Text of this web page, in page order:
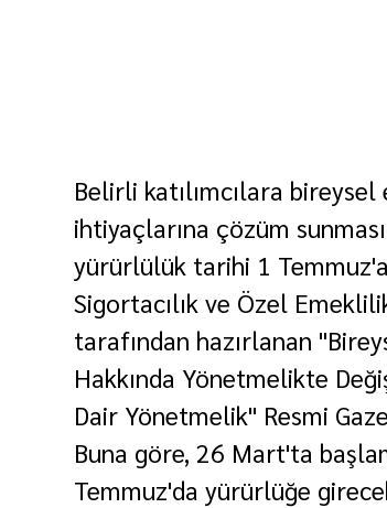
Belirli katılımcılara
ihtiyaçlarına çözüm
yürürlülük tarihi 1
Sigortacılık ve Özel
tarafından hazırlanan
Hakkında Yönetmelikte
Dair Yönetmelik" Resmi
Buna göre, 26 Mart'ta
Temmuz'da yürürlüğe